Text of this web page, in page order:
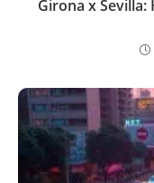
Girona x Sevilla: